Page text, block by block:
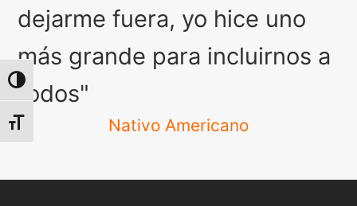
Alternar alto contraste
Alternar tamaño de letra
dejarme fuera, yo hice uno
más grande para incluirnos a
todos"
Nativo Americano